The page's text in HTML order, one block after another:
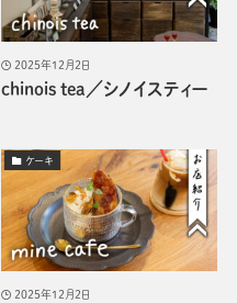
chinois tea／シノイスティー
2025年12月2日
ケーキ
2025年12月2日